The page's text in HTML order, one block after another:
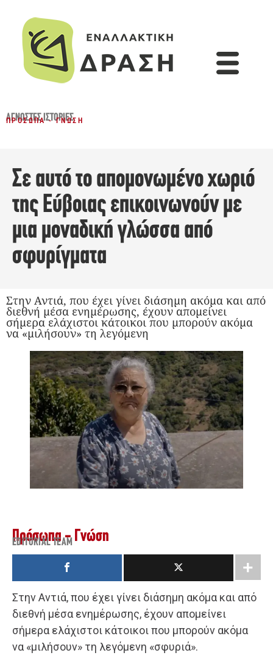
ΆΓΝΩΣΤΕΣ ΙΣΤΟΡΊΕΣ
ΠΡΌΣΩΠΑ - ΓΝΏΣΗ
Σε αυτό το απομονωμένο χωριό
της Εύβοιας επικοινωνούν με
μια μοναδική γλώσσα από
σφυρίγματα
Στην Αντιά, που έχει γίνει διάσημη ακόμα και από
διεθνή μέσα ενημέρωσης, έχουν απομείνει
σήμερα ελάχιστοι κάτοικοι που μπορούν ακόμα
να «μιλήσουν» τη λεγόμενη
Πρόσωπα - Γνώση
EDITORIAL TEAM
Στην Αντιά, που έχει γίνει διάσημη ακόμα και από
διεθνή μέσα ενημέρωσης, έχουν απομείνει
σήμερα ελάχιστοι κάτοικοι που μπορούν ακόμα
να «μιλήσουν» τη λεγόμενη «σφυριά».